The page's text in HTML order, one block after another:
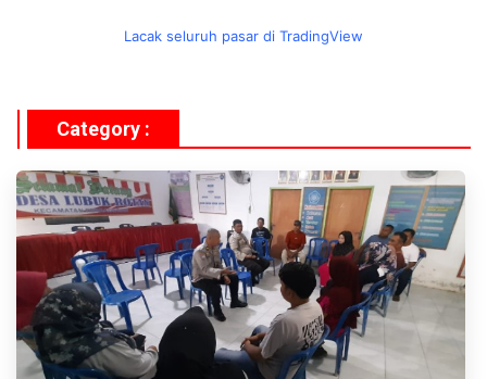
Lacak seluruh pasar di TradingView
Category :